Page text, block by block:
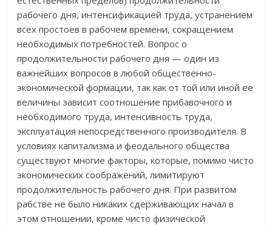
рабочего дня, интенсификацией труда, устранением
всех простоев в рабочем времени, сокращением
необходимых потребностей. Вопрос о
продолжительности рабочего дня — один из
важнейших вопросов в любой общественно-
экономической формации, так как от той или иной ее
величины зависит соотношение прибавочного и
необходимого труда, интенсивность труда,
эксплуатация непосредственного производителя. В
условиях капитализма и феодального общества
существуют многие факторы, которые, помимо чисто
экономических соображений, лимитируют
продолжительность рабочего дня. При развитом
рабстве не было никаких сдерживающих начал в
этом отношении, кроме чисто физической